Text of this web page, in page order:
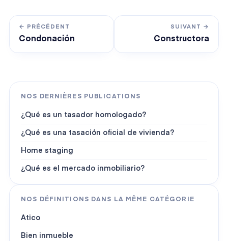
← PRÉCÉDENT
Condonación
SUIVANT →
Constructora
NOS DERNIÈRES PUBLICATIONS
¿Qué es un tasador homologado?
¿Qué es una tasación oficial de vivienda?
Home staging
¿Qué es el mercado inmobiliario?
NOS DÉFINITIONS DANS LA MÊME CATÉGORIE
Atico
Bien inmueble